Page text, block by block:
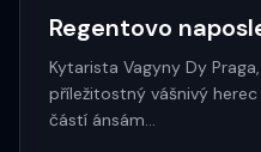
Regentovo
Kytarista Vagyny Dy
příležitostný vášnivý
částí ánsám…